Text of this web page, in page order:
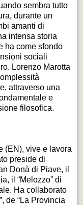
sembra tutto
durante un
amanti di
intensa storia
ha come sfondo
sociali
Lorenzo Marotta
attraverso una
e
filosofica.
(EN), vive e lavora
preside di
Donà di Piave, il
il “Melozzo” di
Ha collaborato
de “La Provincia